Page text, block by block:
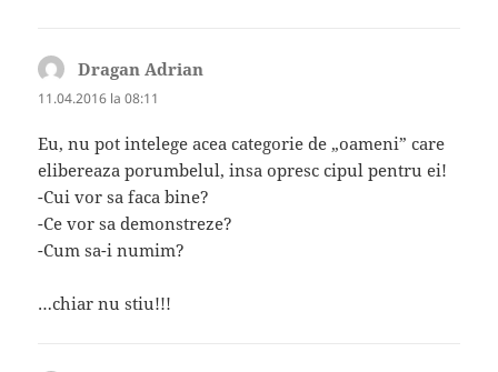
Dragan Adrian
11.04.2016 la 08:11
Eu, nu pot intelege acea categorie de „oameni” care
elibereaza porumbelul, insa opresc cipul pentru ei!
-Cui vor sa faca bine?
-Ce vor sa demonstreze?
-Cum sa-i numim?
…chiar nu stiu!!!